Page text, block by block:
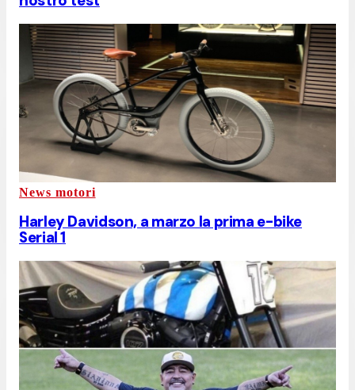
News motori
Harley Davidson, a marzo la prima e-bike
Serial 1